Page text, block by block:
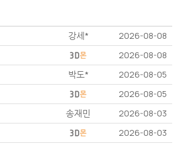
강세* 2026-08-08
2026-08-08
박도* 2026-08-05
2026-08-05
송재민 2026-08-03
2026-08-03